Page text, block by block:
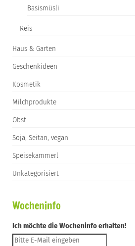
Basismüsli
Reis
Haus & Garten
Geschenkideen
Kosmetik
Milchprodukte
Obst
Soja, Seitan, vegan
Speisekammerl
Unkategorisiert
Wocheninfo
Ich möchte die Wocheninfo erhalten!